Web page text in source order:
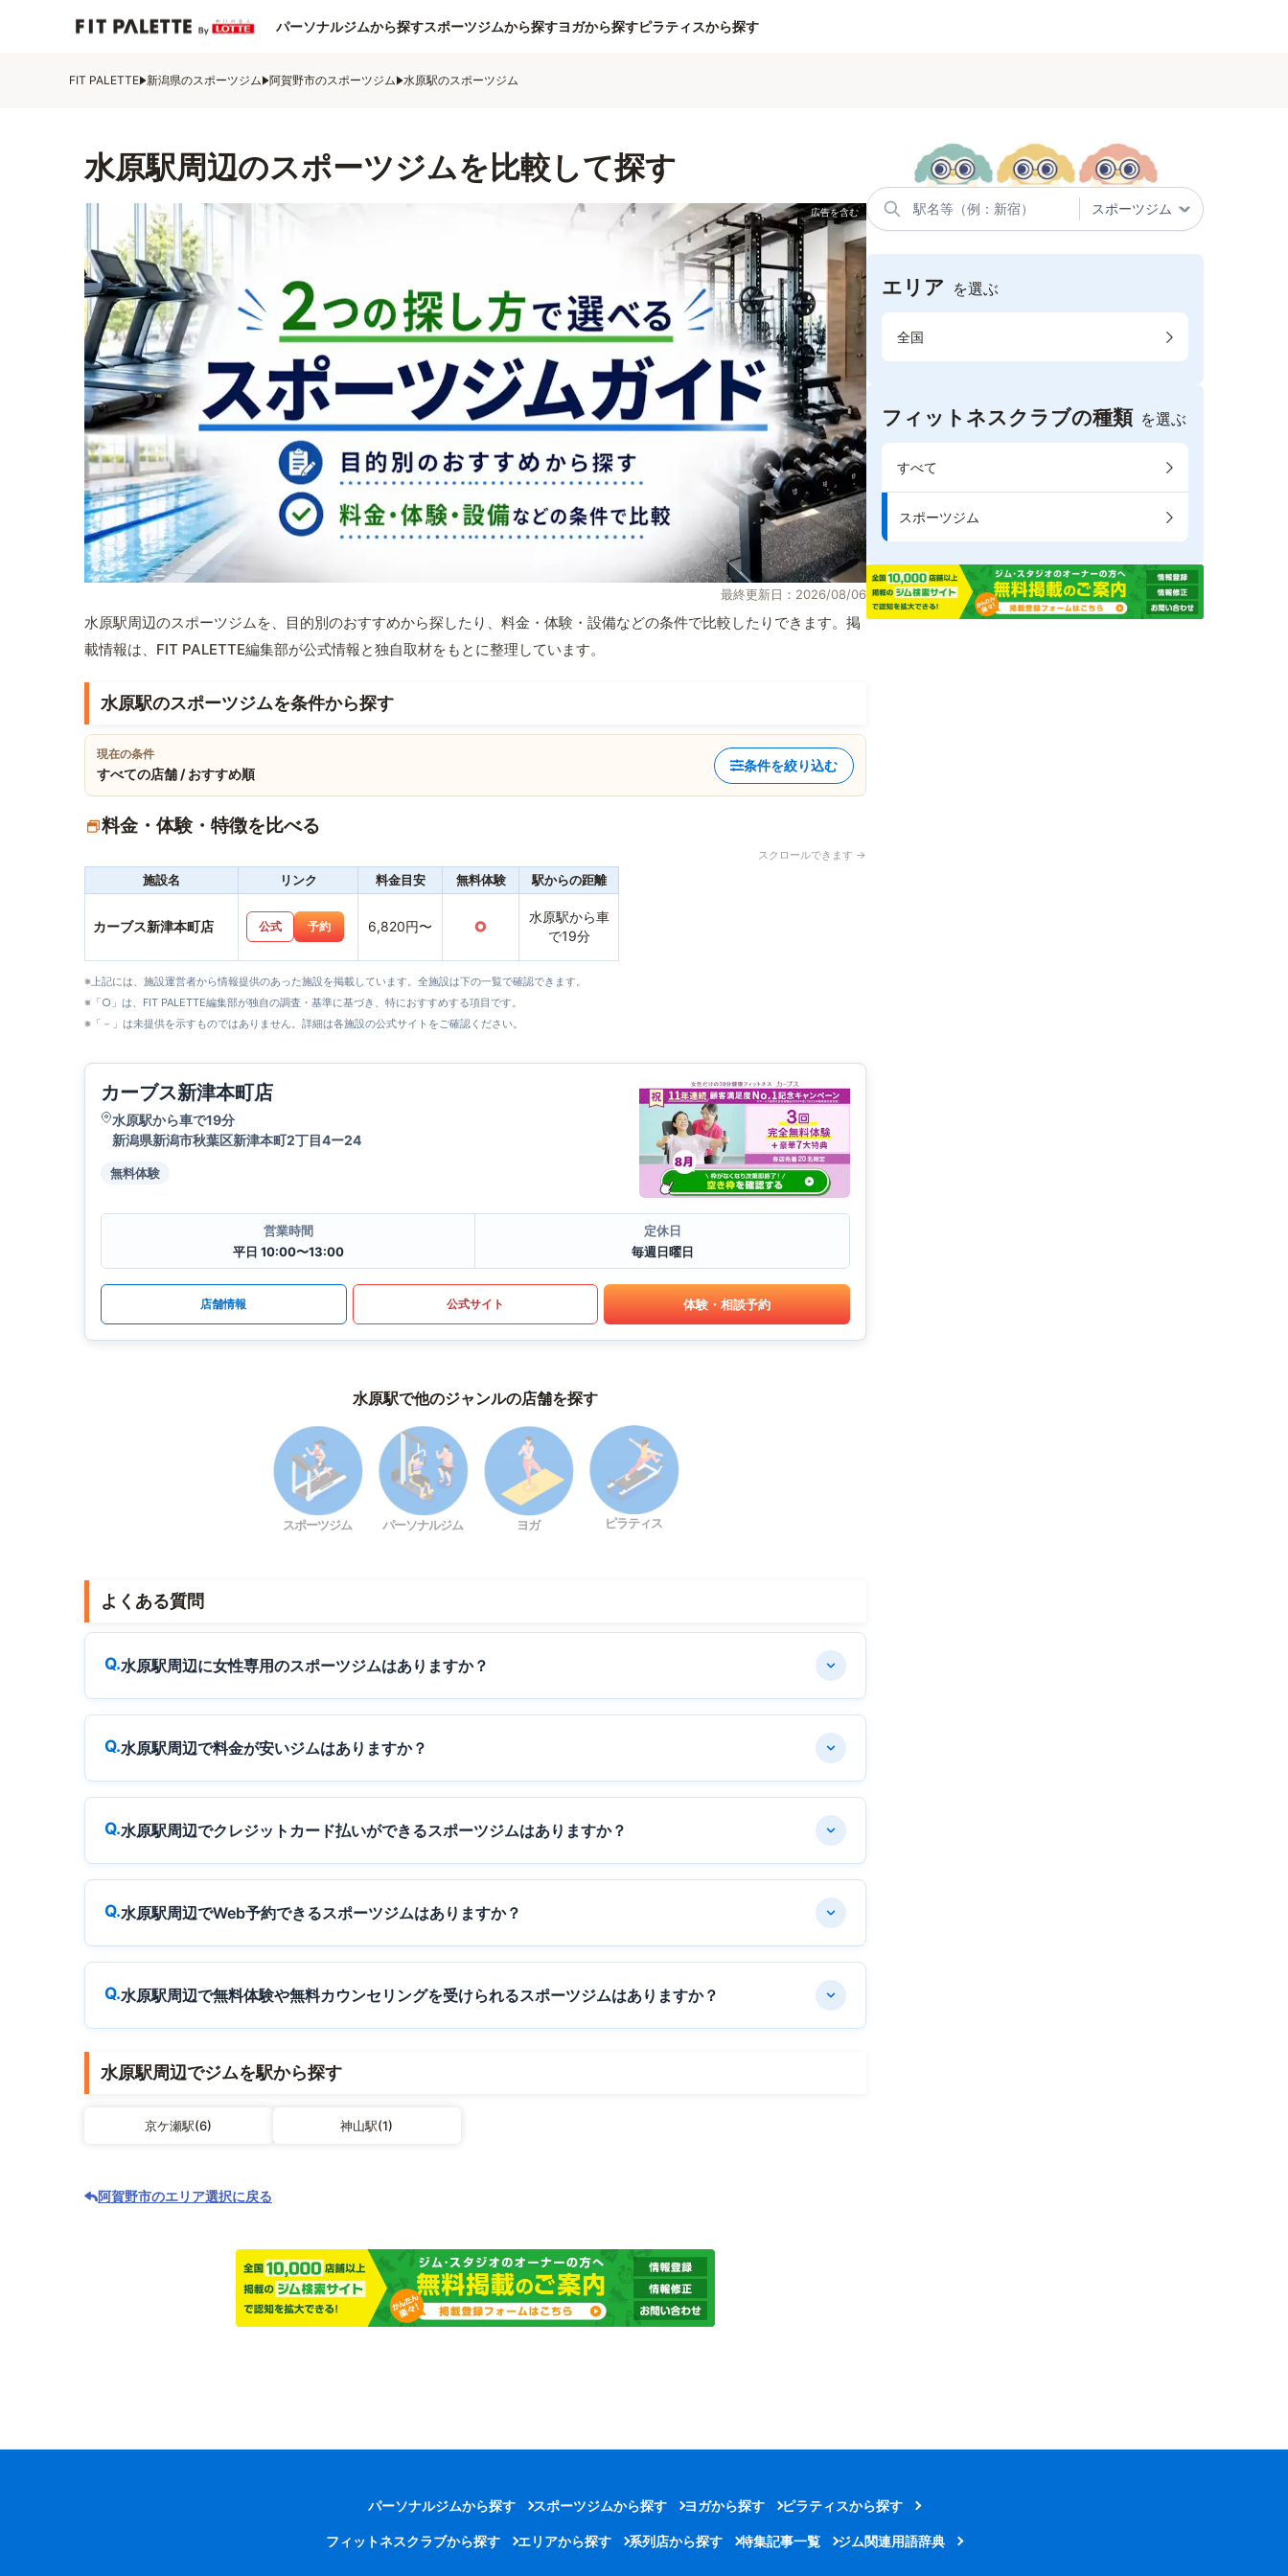
パーソナルジムから探すスポーツジムから探すヨガから探すピラティスから探す
FIT PALETTE 新潟県のスポーツジム 阿賀野市のスポーツジム 水原駅のスポーツジム
水原駅周辺のスポーツジムを比較して探す
最終更新日：2026/08/06
水原駅周辺のスポーツジムを、目的別のおすすめから探したり、料金・体験・設備などの条件で比較したりできます。掲
載情報は、FIT PALETTE編集部が公式情報と独自取材をもとに整理しています。
水原駅のスポーツジムを条件から探す
現在の条件
すべての店舗 / おすすめ順
条件を絞り込む
料金・体験・特徴を比べる
スクロールできます →
施設名 リンク 料金目安 無料体験 駅からの距離
カーブス新津本町店 公式 予約 6,820円〜 ○
水原駅から車
で19分
※上記には、施設運営者から情報提供のあった施設を掲載しています。全施設は下の一覧で確認できます。
※「○」は、FIT PALETTE編集部が独自の調査・基準に基づき、特におすすめする項目です。
※「－」は未提供を示すものではありません。詳細は各施設の公式サイトをご確認ください。
カーブス新津本町店
水原駅から車で19分
新潟県新潟市秋葉区新津本町2丁目4ー24
無料体験
営業時間
平日 10:00〜13:00
定休日
毎週日曜日
店舗情報 公式サイト 体験・相談予約
水原駅で他のジャンルの店舗を探す
スポーツジム パーソナルジム ヨガ ピラティス
よくある質問
水原駅周辺に女性専用のスポーツジムはありますか？
水原駅周辺で料金が安いジムはありますか？
水原駅周辺でクレジットカード払いができるスポーツジムはありますか？
水原駅周辺でWeb予約できるスポーツジムはありますか？
水原駅周辺で無料体験や無料カウンセリングを受けられるスポーツジムはありますか？
水原駅周辺でジムを駅から探す
京ケ瀬駅(6) 神山駅(1)
阿賀野市のエリア選択に戻る
エリア を選ぶ
全国
フィットネスクラブの種類 を選ぶ
すべて
スポーツジム
パーソナルジムから探す スポーツジムから探す ヨガから探す ピラティスから探す
フィットネスクラブから探す エリアから探す 系列店から探す 特集記事一覧 ジム関連用語辞典